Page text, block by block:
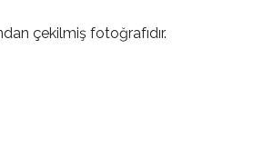
çekilmiş fotoğrafıdır.